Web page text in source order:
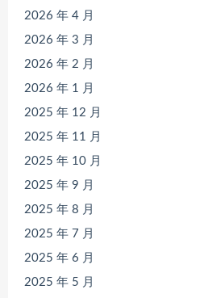
2026 年 4 月
2026 年 3 月
2026 年 2 月
2026 年 1 月
2025 年 12 月
2025 年 11 月
2025 年 10 月
2025 年 9 月
2025 年 8 月
2025 年 7 月
2025 年 6 月
2025 年 5 月